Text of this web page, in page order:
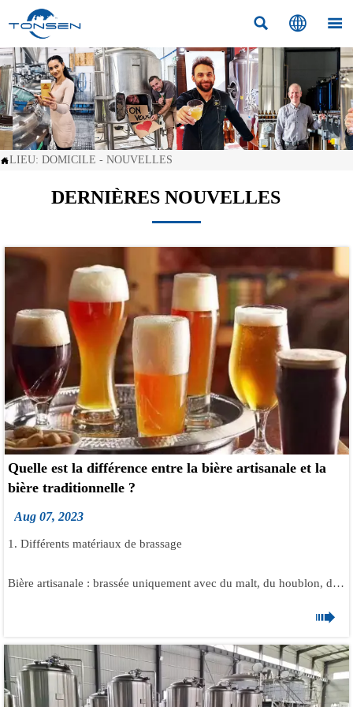
  
LIEU: DOMICILE - NOUVELLES
DERNIÈRES NOUVELLES
Quelle est la différence entre la bière artisanale et la
bière traditionnelle ?
Aug 07, 2023
1. Différents matériaux de brassage
Bière artisanale : brassée uniquement avec du malt, du houblon, de
considération pour le coût et sont pour la plupart brassées avec les
meilleurs ingrédients.
Bière ordinaire : également brassée avec du malt, du houblon, de la
